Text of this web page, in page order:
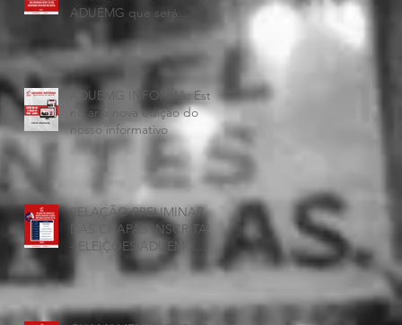
ADUEMG que será
realizada hoje, 25 de
junho, será presencial nas
unidades.
ADUEMG INFORMA: Esta
no ar a nova edição do
nosso informativo
RELAÇÃO PRELIMINAR
DAS CHAPAS INSCRITAS
- ELEIÇÕES ADUEMG